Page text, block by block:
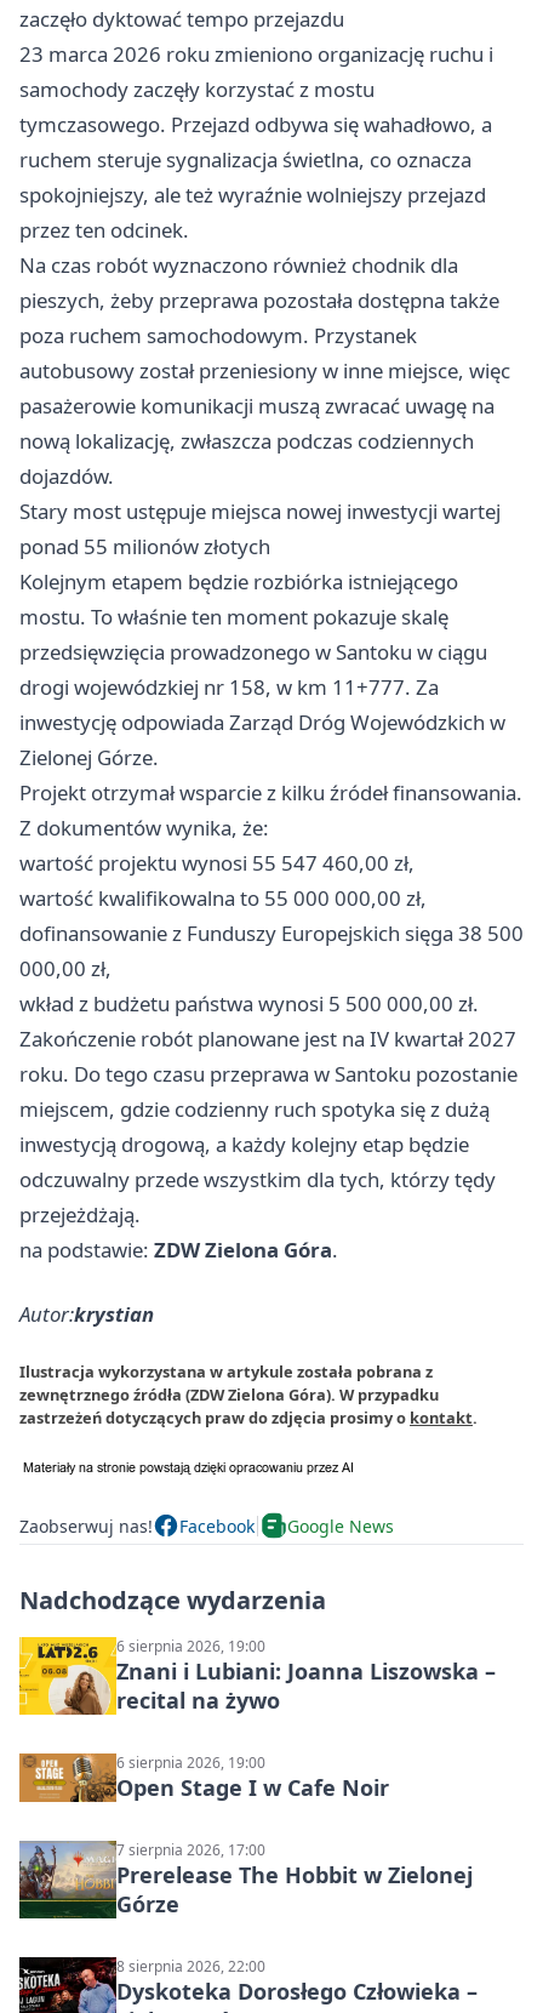
zaczęło dyktować tempo przejazdu
23 marca 2026 roku zmieniono organizację ruchu i
samochody zaczęły korzystać z mostu
tymczasowego. Przejazd odbywa się wahadłowo, a
ruchem steruje sygnalizacja świetlna, co oznacza
spokojniejszy, ale też wyraźnie wolniejszy przejazd
przez ten odcinek.
Na czas robót wyznaczono również chodnik dla
pieszych, żeby przeprawa pozostała dostępna także
poza ruchem samochodowym. Przystanek
autobusowy został przeniesiony w inne miejsce, więc
pasażerowie komunikacji muszą zwracać uwagę na
nową lokalizację, zwłaszcza podczas codziennych
dojazdów.
Stary most ustępuje miejsca nowej inwestycji wartej
ponad 55 milionów złotych
Kolejnym etapem będzie rozbiórka istniejącego
mostu. To właśnie ten moment pokazuje skalę
przedsięwzięcia prowadzonego w Santoku w ciągu
drogi wojewódzkiej nr 158, w km 11+777. Za
inwestycję odpowiada Zarząd Dróg Wojewódzkich w
Zielonej Górze.
Projekt otrzymał wsparcie z kilku źródeł finansowania.
Z dokumentów wynika, że:
wartość projektu wynosi 55 547 460,00 zł,
wartość kwalifikowalna to 55 000 000,00 zł,
dofinansowanie z Funduszy Europejskich sięga 38 500
000,00 zł,
wkład z budżetu państwa wynosi 5 500 000,00 zł.
Zakończenie robót planowane jest na IV kwartał 2027
roku. Do tego czasu przeprawa w Santoku pozostanie
miejscem, gdzie codzienny ruch spotyka się z dużą
inwestycją drogową, a każdy kolejny etap będzie
odczuwalny przede wszystkim dla tych, którzy tędy
przejeżdżają.
na podstawie: ZDW Zielona Góra.
Autor:krystian
Ilustracja wykorzystana w artykule została pobrana z
zewnętrznego źródła (ZDW Zielona Góra). W przypadku
zastrzeżeń dotyczących praw do zdjęcia prosimy o kontakt.
Zaobserwuj nas! Facebook Google News
Nadchodzące wydarzenia
6 sierpnia 2026, 19:00
Znani i Lubiani: Joanna Liszowska –
recital na żywo
6 sierpnia 2026, 19:00
Open Stage I w Cafe Noir
7 sierpnia 2026, 17:00
Prerelease The Hobbit w Zielonej
Górze
8 sierpnia 2026, 22:00
Dyskoteka Dorosłego Człowieka –